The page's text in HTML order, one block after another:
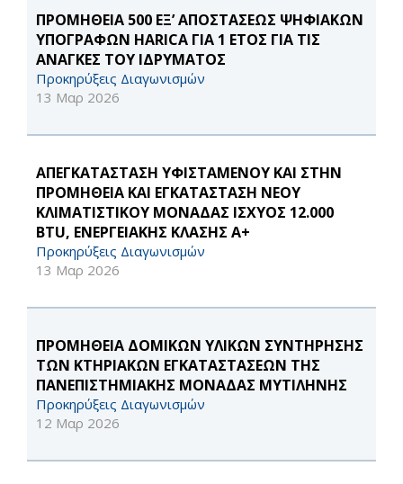
ΠΡΟΜΗΘΕΙΑ 500 ΕΞ’ ΑΠΟΣΤΑΣΕΩΣ ΨΗΦΙΑΚΩΝ
ΥΠΟΓΡΑΦΩΝ HARICA ΓΙΑ 1 ΕΤΟΣ ΓΙΑ ΤΙΣ
ΑΝΑΓΚΕΣ ΤΟΥ ΙΔΡΥΜΑΤΟΣ
Προκηρύξεις Διαγωνισμών
13 Μαρ 2026
ΑΠΕΓΚΑΤΑΣΤΑΣΗ ΥΦΙΣΤΑΜΕΝΟΥ ΚΑΙ ΣΤΗΝ
ΠΡΟΜΗΘΕΙΑ ΚΑΙ ΕΓΚΑΤΑΣΤΑΣΗ ΝΕΟΥ
ΚΛΙΜΑΤΙΣΤΙΚΟΥ ΜΟΝΑΔΑΣ ΙΣΧΥΟΣ 12.000
BTU, ΕΝΕΡΓΕΙΑΚΗΣ ΚΛΑΣΗΣ Α+
Προκηρύξεις Διαγωνισμών
13 Μαρ 2026
ΠΡΟΜΗΘΕΙΑ ΔΟΜΙΚΩΝ ΥΛΙΚΩΝ ΣΥΝΤΗΡΗΣΗΣ
ΤΩΝ ΚΤΗΡΙΑΚΩΝ ΕΓΚΑΤΑΣΤΑΣΕΩΝ ΤΗΣ
ΠΑΝΕΠΙΣΤΗΜΙΑΚΗΣ ΜΟΝΑΔΑΣ ΜΥΤΙΛΗΝΗΣ
Προκηρύξεις Διαγωνισμών
12 Μαρ 2026